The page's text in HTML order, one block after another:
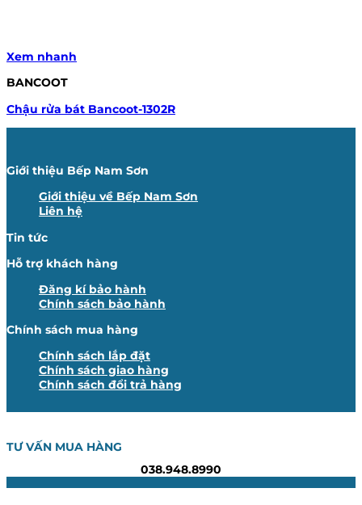
Xem nhanh
BANCOOT
Chậu rửa bát Bancoot-1302R
Giới thiệu Bếp Nam Sơn
Giới thiệu về Bếp Nam Sơn
Liên hệ
Tin tức
Hỗ trợ khách hàng
Đăng kí bảo hành
Chính sách bảo hành
Chính sách mua hàng
Chính sách lắp đặt
Chính sách giao hàng
Chính sách đổi trả hàng
TƯ VẤN MUA HÀNG
038.948.8990